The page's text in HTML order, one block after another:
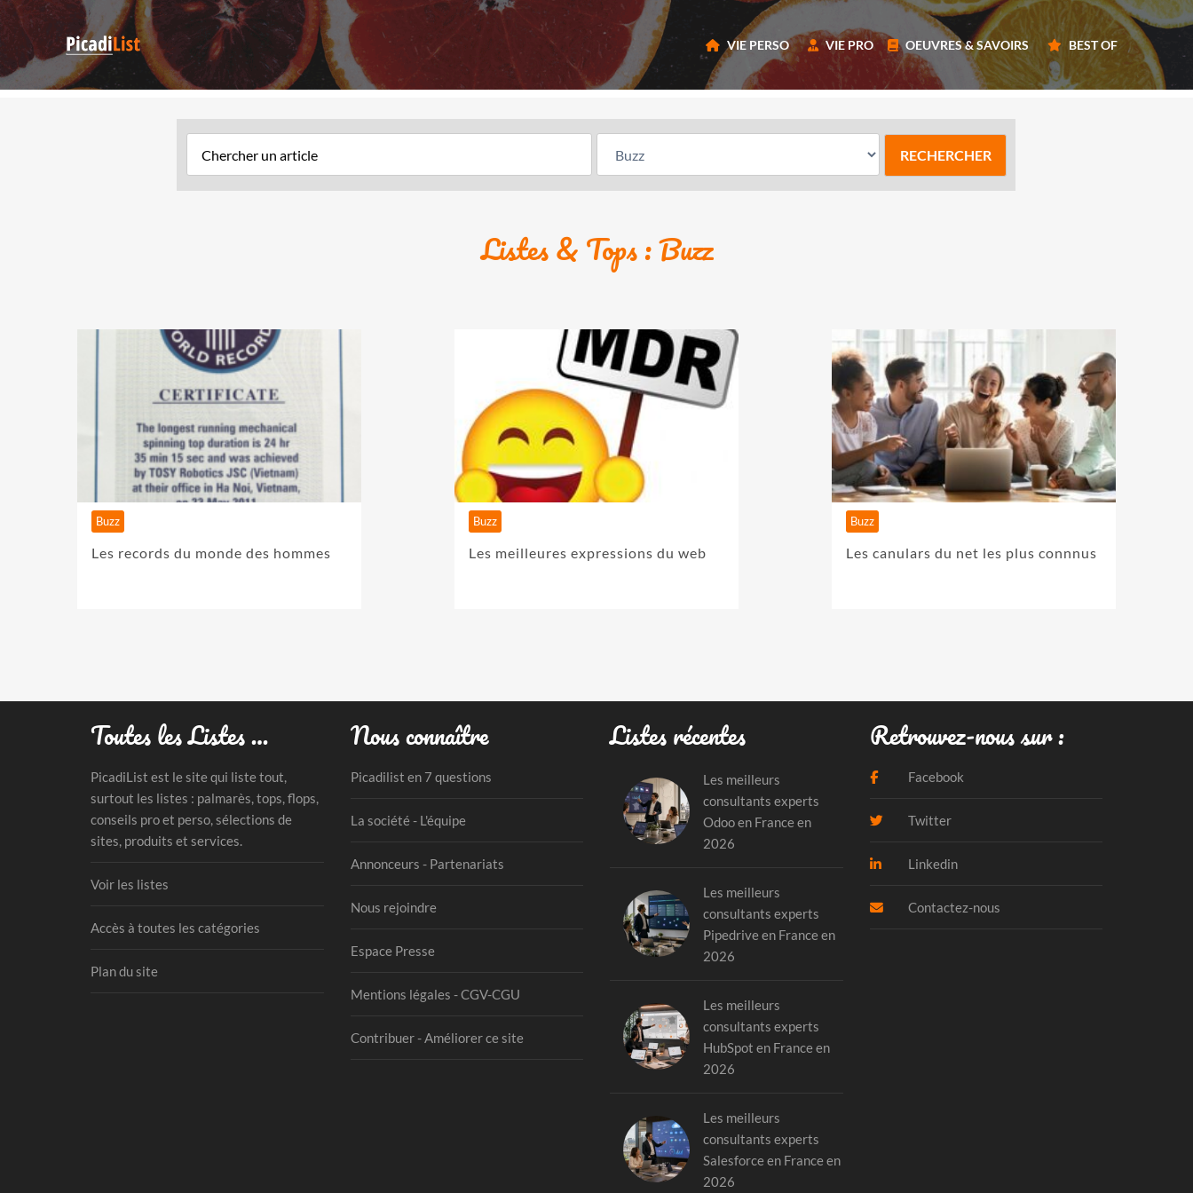
VIE PERSO VIE PRO OEUVRES & SAVOIRS BEST OF
Listes & Tops : Buzz
Buzz
Les records du monde des hommes
Buzz
Les meilleures expressions du web
Buzz
Les canulars du net les plus connnus
Toutes les Listes …
PicadiList est le site qui liste tout,
surtout les listes : palmarès, tops, flops,
conseils pro et perso, sélections de
sites, produits et services.
Voir les listes
Accès à toutes les catégories
Plan du site
Nous connaître
Picadilist en 7 questions
La société - L'équipe
Annonceurs - Partenariats
Nous rejoindre
Espace Presse
Mentions légales - CGV-CGU
Contribuer - Améliorer ce site
Listes récentes
Les meilleurs
consultants experts
Odoo en France en
2026
Les meilleurs
consultants experts
Pipedrive en France en
2026
Les meilleurs
consultants experts
HubSpot en France en
2026
Les meilleurs
consultants experts
Salesforce en France en
2026
Retrouvez-nous sur :
Facebook
Twitter
Linkedin
Contactez-nous